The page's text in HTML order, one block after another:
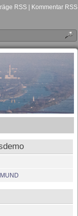
RSS Kommentar RSS